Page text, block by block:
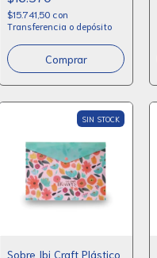
$15.741,50 con
Transferencia o depósito
SIN STOCK
Sobre Ibi Craft Plástico